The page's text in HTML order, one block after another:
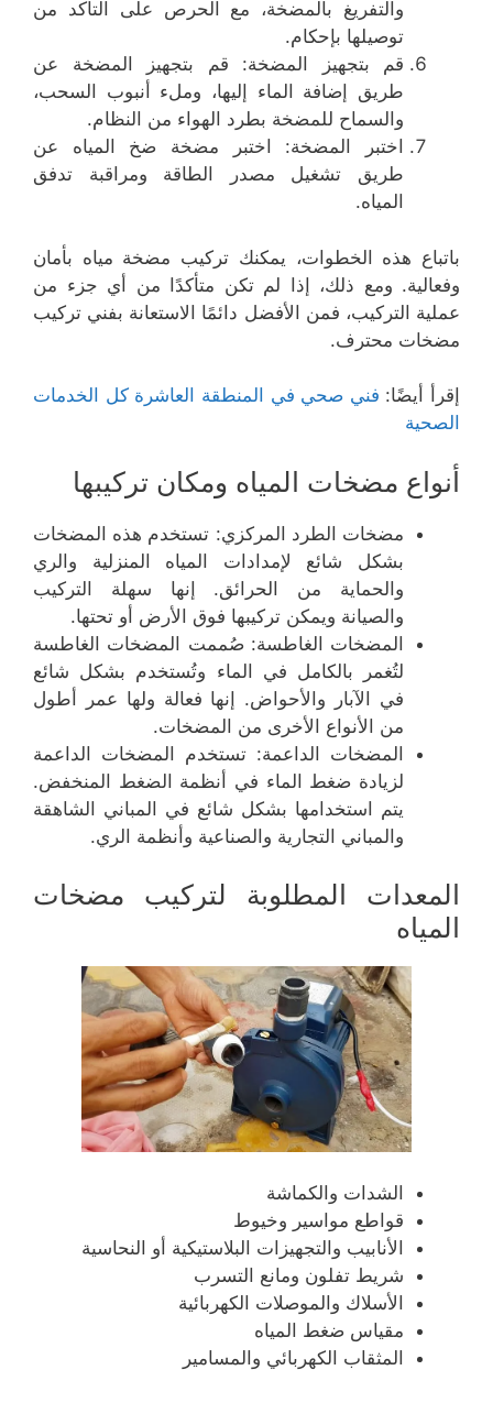
والتفريغ بالمضخة، مع الحرص على التأكد من
توصيلها بإحكام.
قم بتجهيز المضخة: قم بتجهيز المضخة عن
طريق إضافة الماء إليها، وملء أنبوب السحب،
والسماح للمضخة بطرد الهواء من النظام.
اختبر المضخة: اختبر مضخة ضخ المياه عن
طريق تشغيل مصدر الطاقة ومراقبة تدفق
المياه.
باتباع هذه الخطوات، يمكنك تركيب مضخة مياه بأمان
وفعالية. ومع ذلك، إذا لم تكن متأكدًا من أي جزء من
عملية التركيب، فمن الأفضل دائمًا الاستعانة بفني تركيب
مضخات محترف.
إقرأ أيضًا: فني صحي في المنطقة العاشرة كل الخدمات
الصحية
أنواع مضخات المياه ومكان تركيبها
مضخات الطرد المركزي: تستخدم هذه المضخات
بشكل شائع لإمدادات المياه المنزلية والري
والحماية من الحرائق. إنها سهلة التركيب
والصيانة ويمكن تركيبها فوق الأرض أو تحتها.
المضخات الغاطسة: صُممت المضخات الغاطسة
لتُغمر بالكامل في الماء وتُستخدم بشكل شائع
في الآبار والأحواض. إنها فعالة ولها عمر أطول
من الأنواع الأخرى من المضخات.
المضخات الداعمة: تستخدم المضخات الداعمة
لزيادة ضغط الماء في أنظمة الضغط المنخفض.
يتم استخدامها بشكل شائع في المباني الشاهقة
والمباني التجارية والصناعية وأنظمة الري.
المعدات المطلوبة لتركيب مضخات
المياه
الشدات والكماشة
قواطع مواسير وخيوط
الأنابيب والتجهيزات البلاستيكية أو النحاسية
شريط تفلون ومانع التسرب
الأسلاك والموصلات الكهربائية
مقياس ضغط المياه
المثقاب الكهربائي والمسامير